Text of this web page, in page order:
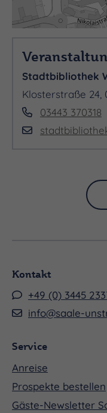
Stadtbibliothek
Klosterstraße 24,
03443 370318
Kontakt
+49 (0) 3445
info@saale-
Service
Anreise
Prospekte bestellen
Gäste-Newsletter